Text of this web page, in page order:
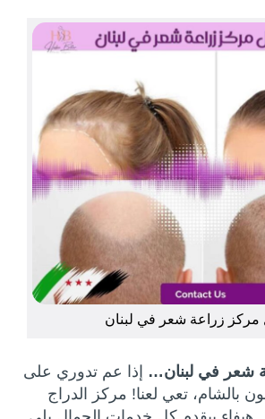
مركز زراعة شعر في لبنان
شعر في لبنان… إذا عم تدوري على
بالشام، تعي لعنا! مركز الدراج